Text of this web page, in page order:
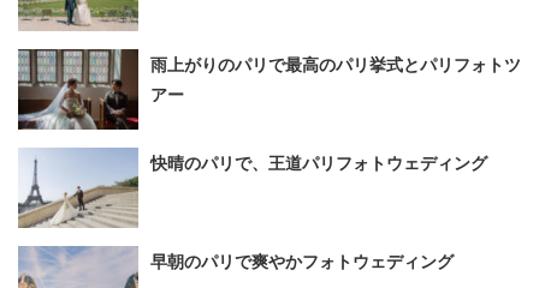
雨上がりのパリで最高のパリ挙式とパリフォトツ
アー
快晴のパリで、王道パリフォトウェディング
早朝のパリで爽やかフォトウェディング